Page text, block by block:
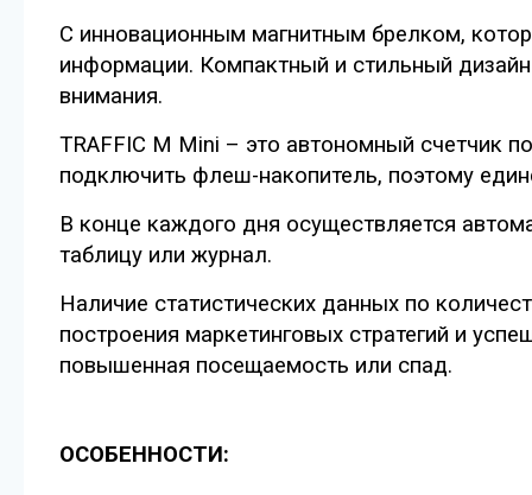
С инновационным магнитным брелком,
информации. Компактный и стильный дизайн
внимания.
TRAFFIC M Mini – это автономный счетчик
подключить флеш-накопитель, поэтому
В конце каждого дня осуществляется
таблицу или журнал.
Наличие статистических данных по
построения маркетинговых стратегий и
повышенная посещаемость или спад.
ОСОБЕННОСТИ: